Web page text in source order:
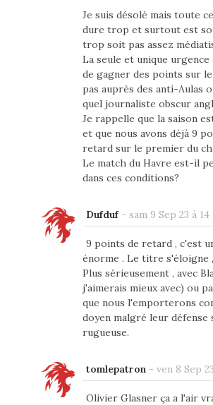
Je suis désolé mais toute
dure trop et surtout est
trop soit pas assez
La seule et unique urgence
de gagner des points sur
pas auprès des anti-Aulas
quel journaliste obscur
Je rappelle que la saison
et que nous avons déjà 9
retard sur le premier du
Le match du Havre est-il
dans ces conditions?
Dufduf- sam 9 Sep 23 à 14
9 points de retard , c'est
énorme . Le titre s'éloigne
Plus sérieusement , avec
j'aimerais mieux avec) ou
que nous l'emporterons
doyen malgré leur défense
rugueuse.
tomlepatron - ven 8 Sep
Olivier Glasner ça a l'air